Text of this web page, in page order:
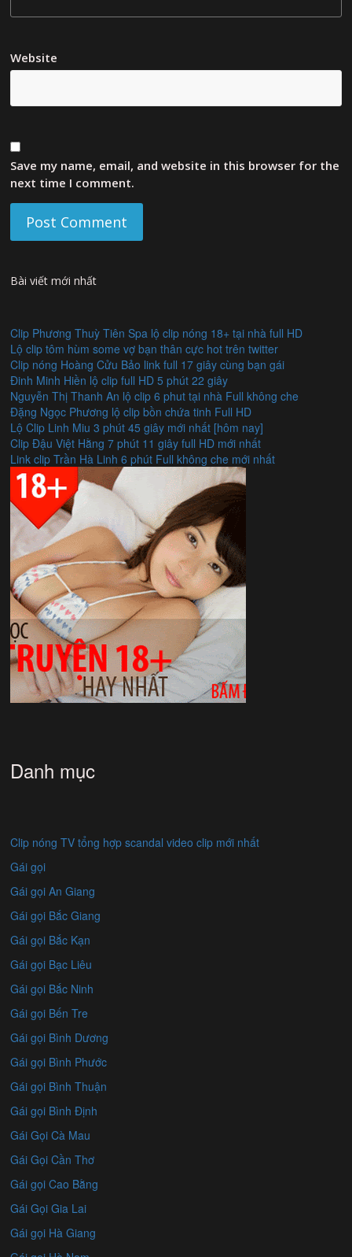
Website
Save my name, email, and website in this browser for the
next time I comment.
Bài viết mới nhất
Clip Phương Thuỳ Tiên Spa lộ clip nóng 18+ tại nhà full HD
Lộ clip tôm hùm some vợ bạn thân cực hot trên twitter
Clip nóng Hoàng Cửu Bảo link full 17 giây cùng bạn gái
Đinh Minh Hiền lộ clip full HD 5 phút 22 giây
Nguyễn Thị Thanh An lộ clip 6 phut tại nhà Full không che
Đặng Ngọc Phương lộ clip bồn chứa tinh Full HD
Lộ Clip Linh Miu 3 phút 45 giây mới nhất [hôm nay]
Clip Đậu Việt Hằng 7 phút 11 giây full HD mới nhất
Link clip Trần Hà Linh 6 phút Full không che mới nhất
Danh mục
Clip nóng TV tổng hợp scandal video clip mới nhất
Gái gọi
Gái gọi An Giang
Gái gọi Bắc Giang
Gái gọi Bắc Kạn
Gái gọi Bạc Liêu
Gái gọi Bắc Ninh
Gái gọi Bến Tre
Gái gọi Bình Dương
Gái gọi Bình Phước
Gái gọi Bình Thuận
Gái gọi Bình Định
Gái Gọi Cà Mau
Gái Gọi Cần Thơ
Gái gọi Cao Bằng
Gái Gọi Gia Lai
Gái gọi Hà Giang